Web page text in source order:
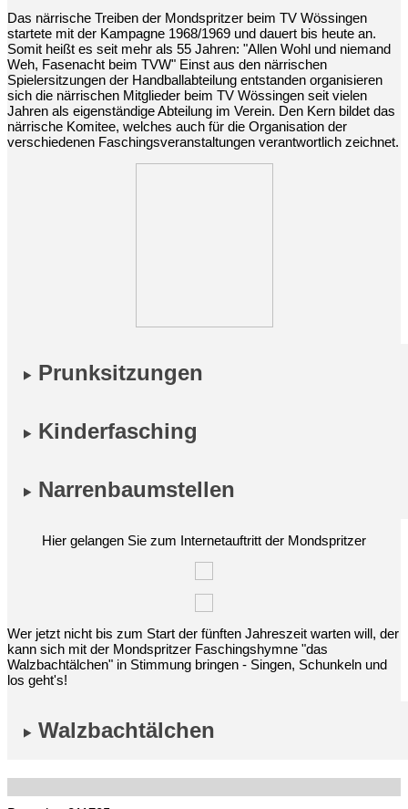
Das närrische Treiben der Mondspritzer beim TV Wössingen
startete mit der Kampagne 1968/1969 und dauert bis heute an.
Somit heißt es seit mehr als 55 Jahren: "Allen Wohl und niemand
Weh, Fasenacht beim TVW" Einst aus den närrischen
Spielersitzungen der Handballabteilung entstanden organisieren
sich die närrischen Mitglieder beim TV Wössingen seit vielen
Jahren als eigenständige Abteilung im Verein. Den Kern bildet das
närrische Komitee, welches auch für die Organisation der
verschiedenen Faschingsveranstaltungen verantwortlich zeichnet.
Prunksitzungen
Kinderfasching
Narrenbaumstellen
Hier gelangen Sie zum Internetauftritt der Mondspritzer
Wer jetzt nicht bis zum Start der fünften Jahreszeit warten will, der
kann sich mit der Mondspritzer Faschingshymne "das
Walzbachtälchen" in Stimmung bringen - Singen, Schunkeln und
los geht's!
Walzbachtälchen